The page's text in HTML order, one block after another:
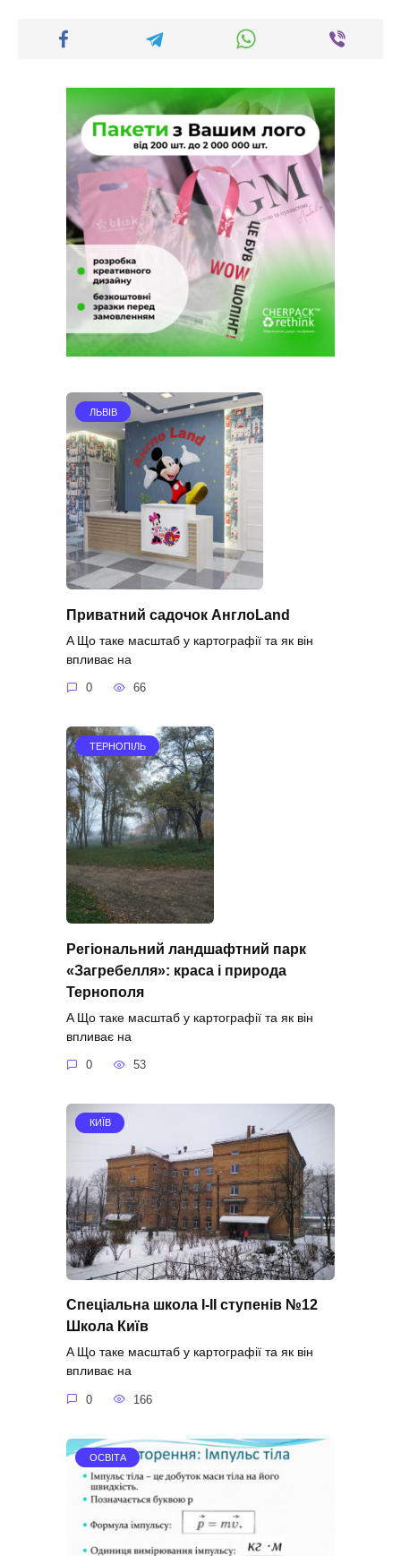
ЛЬВІВ
Приватний садочок АнглоLand
A Що таке масштаб у картографії та як він
впливає на
0 66
ТЕРНОПІЛЬ
Регіональний ландшафтний парк
«Загребелля»: краса і природа
Тернополя
A Що таке масштаб у картографії та як він
впливає на
0 53
КИЇВ
Спеціальна школа І-ІІ ступенів №12
Школа Київ
A Що таке масштаб у картографії та як він
впливає на
0 166
ОСВІТА